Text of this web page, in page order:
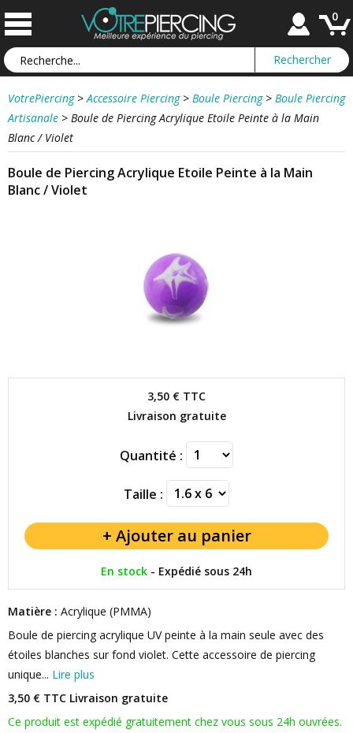
0
VotrePiercing > Accessoire Piercing > Boule Piercing > Boule Piercing
Artisanale > Boule de Piercing Acrylique Etoile Peinte à la Main
Blanc / Violet
Boule de Piercing Acrylique Etoile Peinte à la Main
Blanc / Violet
3,50 € TTC
Livraison gratuite
Quantité :
Taille :
En stock - Expédié sous 24h
Matière : Acrylique (PMMA)
Boule de piercing acrylique UV peinte à la main seule avec des
étoiles blanches sur fond violet. Cette accessoire de piercing
unique... Lire plus
3,50 € TTC Livraison gratuite
Ce produit est expédié gratuitement chez vous sous 24h ouvrées.